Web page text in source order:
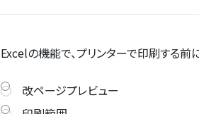
Excelの機能で、プリンターで印刷する
改ページプレビュー